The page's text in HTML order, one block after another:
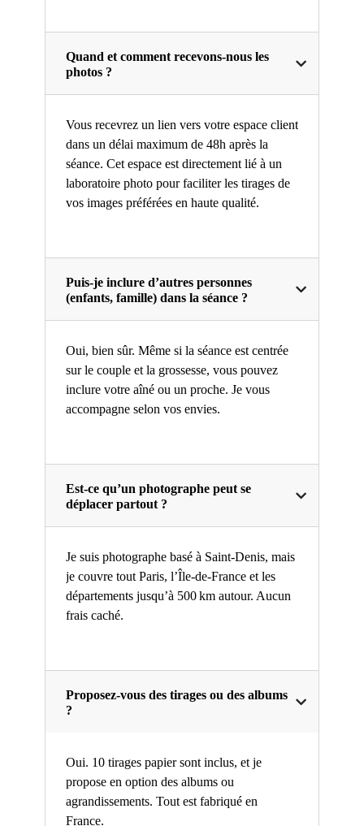
Quand et comment recevons-nous les
photos ?
Vous recevrez un lien vers votre espace client
dans un délai maximum de 48h après la
séance. Cet espace est directement lié à un
laboratoire photo pour faciliter les tirages de
vos images préférées en haute qualité.
Puis-je inclure d’autres personnes
(enfants, famille) dans la séance ?
Oui, bien sûr. Même si la séance est centrée
sur le couple et la grossesse, vous pouvez
inclure votre aîné ou un proche. Je vous
accompagne selon vos envies.
Est-ce qu’un photographe peut se
déplacer partout ?
Je suis photographe basé à Saint-Denis, mais
je couvre tout Paris, l’Île-de-France et les
départements jusqu’à 500 km autour. Aucun
frais caché.
Proposez-vous des tirages ou des albums
?
Oui. 10 tirages papier sont inclus, et je
propose en option des albums ou
agrandissements. Tout est fabriqué en
France.